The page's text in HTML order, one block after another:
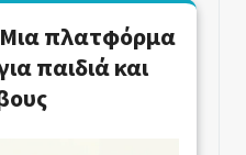
Μια πλατφόρμα
παιδιά και